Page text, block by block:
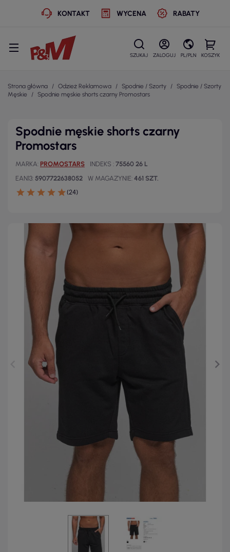
KONTAKT WYCENA RABATY
SZUKAJ ZALOGUJ PL/PLN KOSZYK
Strona główna Odzież Reklamowa Spodnie / Szorty
Spodnie / Szorty
Męskie
Spodnie męskie shorts czarny Promostars
Spodnie męskie shorts czarny
Promostars
MARKA PROMOSTARS INDEKS 75560 26 L
EAN13 5907722638052 W MAGAZYNIE 461 SZT.
(24)